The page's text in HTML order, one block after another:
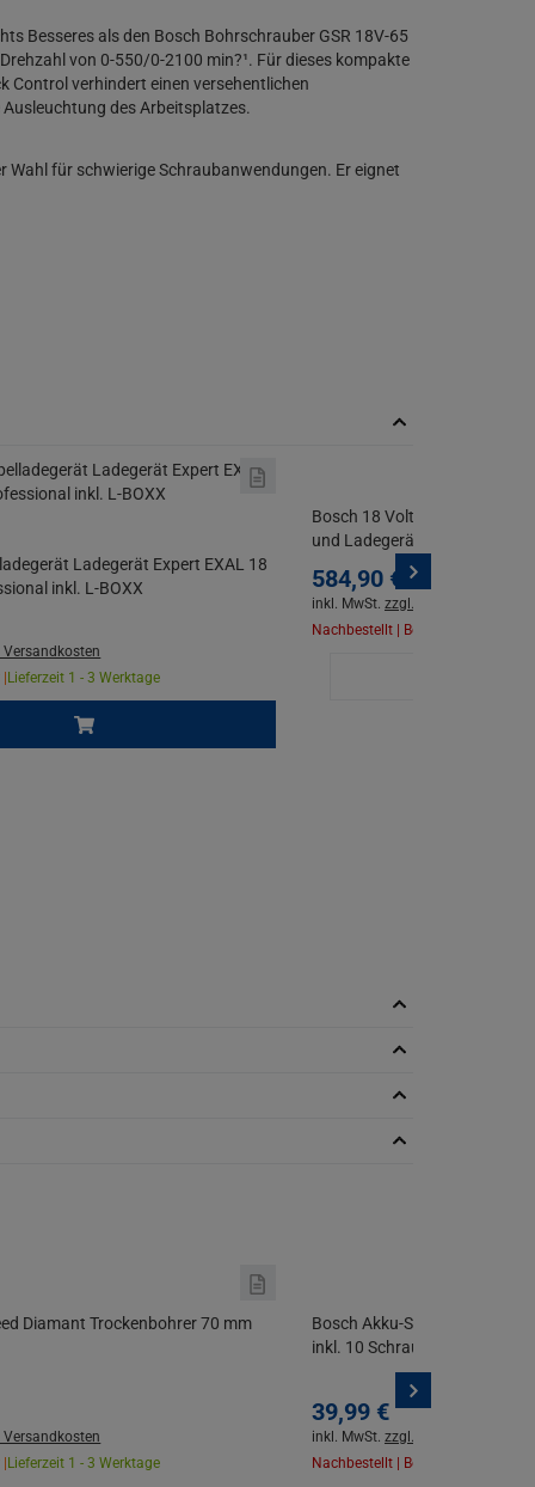
Besseres als den Bosch Bohrschrauber GSR 18V-65
von 0-550/0-2100 min?¹. Für dieses kompakte
Control verhindert einen versehentlichen
des Arbeitsplatzes.
Wahl für schwierige Schraubanwendungen. Er eignet
Ladegerät Expert EXAL 18
inkl. L-BOXX
Versandkosten
Lieferzeit 1 - 3 Werktage
Bosch 18 Volt Akku Starter
und Ladegerät EXAL 18V-160
584,90 €
inkl. MwSt. zzgl. Versandkosten
Nachbestellt | Benachrichtigung
Diamant Trockenbohrer 70 mm
Versandkosten
Lieferzeit 1 - 3 Werktage
Bosch Akku-Schrauber
inkl. 10 Schrauberbits im
39,99 €
inkl. MwSt. zzgl. Versandkosten
Nachbestellt | Benachrichtigung